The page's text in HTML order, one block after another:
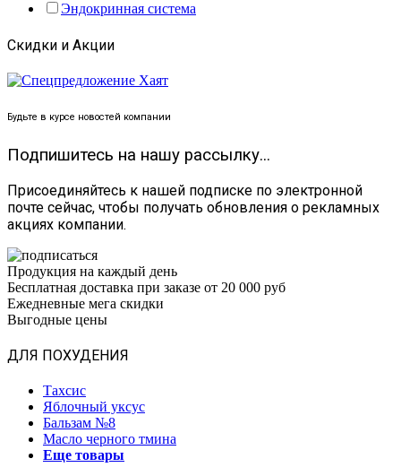
Эндокринная система
Скидки и Акции
Будьте в курсе новостей компании
Подпишитесь на нашу рассылку...
Присоединяйтесь к нашей подписке по электронной
почте сейчас, чтобы получать обновления о рекламных
акциях компании.
Продукция на каждый день
Бесплатная доставка при заказе от 20 000 руб
Ежедневные мега скидки
Выгодные цены
ДЛЯ ПОХУДЕНИЯ
Тахсис
Яблочный уксус
Бальзам №8
Масло черного тмина
Еще товары